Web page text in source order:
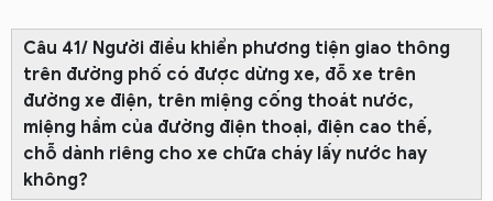
Câu 41/ Người điều khiển phương tiện giao thông
trên đường phố có được dừng xe, đỗ xe trên
đường xe điện, trên miệng cống thoát nước,
miệng hầm của đường điện thoại, điện cao thế,
chỗ dành riêng cho xe chữa cháy lấy nước hay
không?